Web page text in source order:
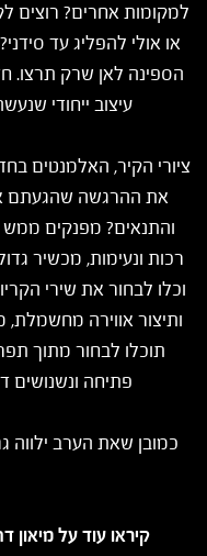
למקומות אחרים? רוצים
או אולי להפליג עד
הספינה לאן שרק תרצו.
עיצוב ייחודי
ציורי הקיר, האלמנטים
את ההרגשה שהגעתם
והתנאים? מפנקים ממש
רכות ונעימות, מכשיר
וכלו לבחור את שירי
ותיצור אווירה מחשמלת,
תוכלו לבחור מתוך
פתיחה ונשנושים
כמובן שאת הערב ילווה
קיראו עוד על מיאון